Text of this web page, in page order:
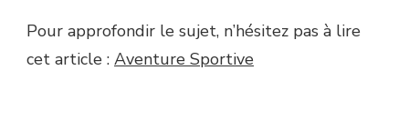
Pour approfondir le sujet, n’hésitez pas à lire
cet article : Aventure Sportive